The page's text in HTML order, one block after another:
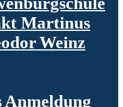
Martinus
Weinz
Anmeldung